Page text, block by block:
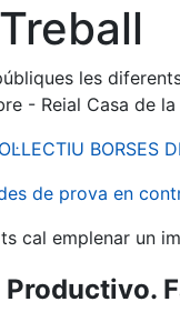
les
- Reial Casa de
BORSES
de prova en
cal emplenar un